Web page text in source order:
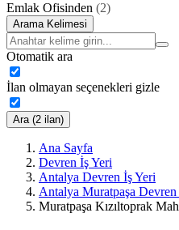
Emlak Ofisinden (2)
Arama Kelimesi
Otomatik ara
İlan olmayan seçenekleri gizle
Ara (2 ilan)
Ana Sayfa
Devren İş Yeri
Antalya Devren İş Yeri
Antalya Muratpaşa Devren
Muratpaşa Kızıltoprak